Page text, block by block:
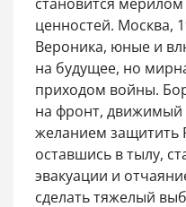
ценностей. Москва,
Вероника, юные и
на будущее, но
приходом войны.
на фронт, движимый
желанием защитить
оставшись в тылу,
эвакуации и
сделать тяжелый